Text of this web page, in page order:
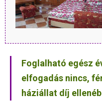
Foglalható egész
elfogadás nincs,
háziállat díj